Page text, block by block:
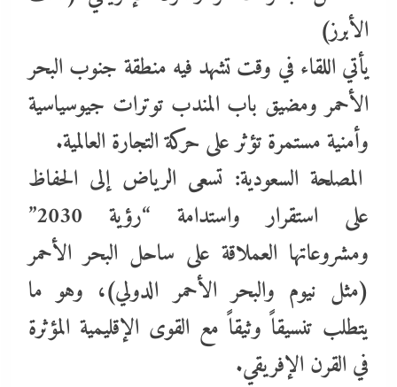
الأبرز)
يأتي اللقاء في وقت تشهد فيه منطقة جنوب البحر
الأحمر ومضيق باب المندب توترات جيوسياسية
وأمنية مستمرة تؤثر على حركة التجارة العالمية.
المصلحة السعودية: تسعى الرياض إلى الحفاظ
على استقرار واستدامة “رؤية 2030”
ومشروعاتها العملاقة على ساحل البحر الأحمر
(مثل نيوم والبحر الأحمر الدولي)، وهو ما
يتطلب تنسيقاً وثيقاً مع القوى الإقليمية المؤثرة
في القرن الإفريقي.